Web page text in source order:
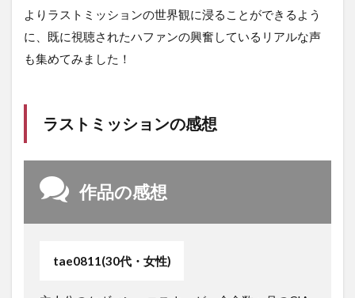
よりラストミッションの世界観に浸ることができるよう
に、既に視聴されたハファンの興奮しているリアルな声
も集めてみました！
ラストミッションの感想
作品の感想
tae0811(30代・女性)